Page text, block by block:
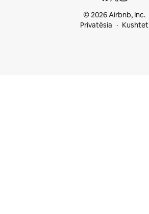
© 2026 Airbnb, Inc.
Privatësia
Kushtet